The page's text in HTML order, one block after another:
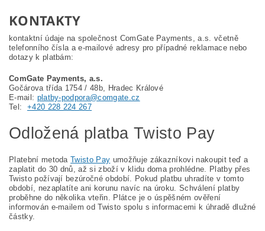
KONTAKTY
kontaktní údaje na společnost ComGate Payments, a.s. včetně
telefonního čísla a e-mailové adresy pro případné reklamace nebo
dotazy k platbám:
ComGate Payments, a.s.
Gočárova třída 1754 / 48b, Hradec Králové
E-mail: platby-podpora@comgate.cz
Tel:
+420 228 224 267
Odložená platba Twisto Pay
Platební metodaTwisto Pay umožňuje zákazníkovi nakoupit teď a
zaplatit do 30 dnů, až si zboží v klidu doma prohlédne. P latby přes
Twisto požívají bezúročné období. Pokud platbu uhradíte v tomto
období, nezaplatíte ani korunu navíc na úroku. Schválení platby
proběhne do několika vteřin. Plátce je o úspěšném ověření
informován e-mailem od Twisto spolu s informacemi k úhradě dlužné
částky.